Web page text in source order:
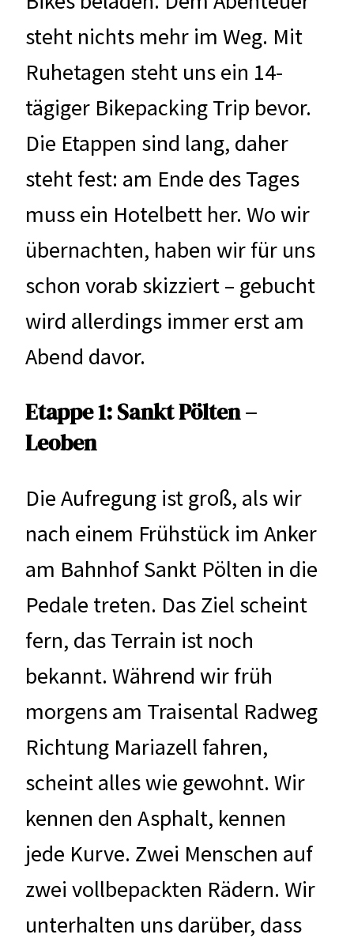
steht nichts mehr im Weg. Mit
Ruhetagen steht uns ein 14-
tägiger Bikepacking Trip bevor.
Die Etappen sind lang, daher
steht fest: am Ende des Tages
muss ein Hotelbett her. Wo wir
übernachten, haben wir für uns
schon vorab skizziert – gebucht
wird allerdings immer erst am
Abend davor.
Etappe 1: Sankt Pölten –
Leoben
Die Aufregung ist groß, als wir
nach einem Frühstück im Anker
am Bahnhof Sankt Pölten in die
Pedale treten. Das Ziel scheint
fern, das Terrain ist noch
bekannt. Während wir früh
morgens am Traisental Radweg
Richtung Mariazell fahren,
scheint alles wie gewohnt. Wir
kennen den Asphalt, kennen
jede Kurve. Zwei Menschen auf
zwei vollbepackten Rädern. Wir
unterhalten uns darüber, dass